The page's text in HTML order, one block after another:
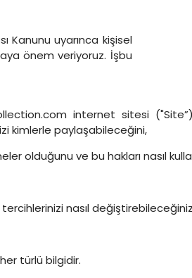
Kanunu uyarınca kişisel
önem veriyoruz. İşbu
internet sitesi
kimlerle paylaşabileceğini,
olduğunu ve bu hakları nasıl
nasıl
türlü bilgidir.